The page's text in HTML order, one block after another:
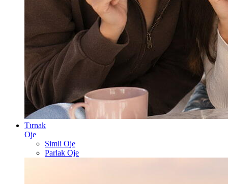
Tırnak
Oje
Simli Oje
Parlak Oje